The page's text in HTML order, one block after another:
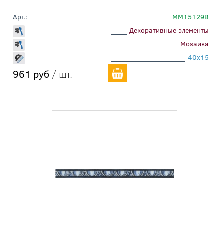
Арт.:
MM15129B
Декоративные элементы
Мозаика
40x15
961 руб / шт.